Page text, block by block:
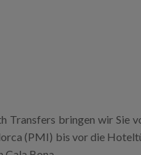
Transfers bringen wir Sie
(PMI) bis vor die